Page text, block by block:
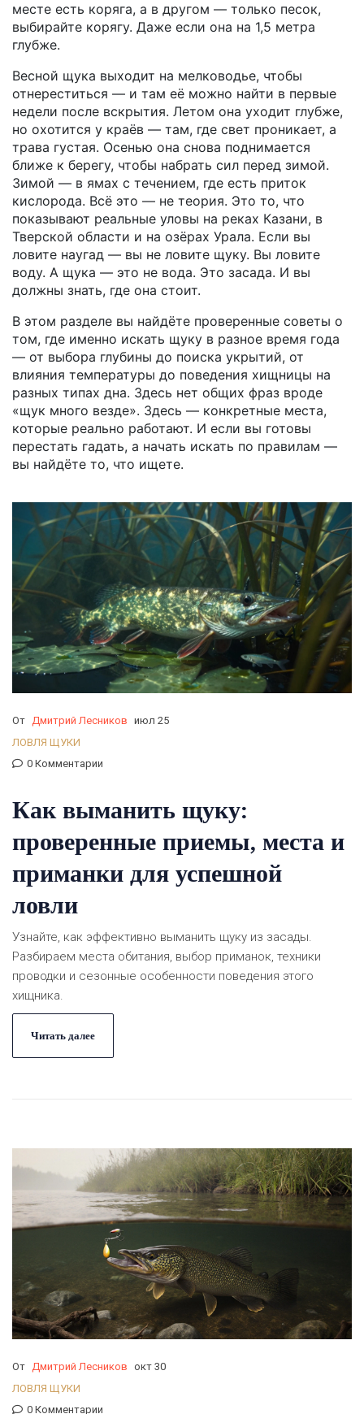
месте есть коряга, а в другом — только песок,
выбирайте корягу. Даже если она на 1,5 метра
глубже.
Весной щука выходит на мелководье, чтобы
отнереститься — и там её можно найти в первые
недели после вскрытия. Летом она уходит глубже,
но охотится у краёв — там, где свет проникает, а
трава густая. Осенью она снова поднимается
ближе к берегу, чтобы набрать сил перед зимой.
Зимой — в ямах с течением, где есть приток
кислорода. Всё это — не теория. Это то, что
показывают реальные уловы на реках Казани, в
Тверской области и на озёрах Урала. Если вы
ловите наугад — вы не ловите щуку. Вы ловите
воду. А щука — это не вода. Это засада. И вы
должны знать, где она стоит.
В этом разделе вы найдёте проверенные советы о
том, где именно искать щуку в разное время года
— от выбора глубины до поиска укрытий, от
влияния температуры до поведения хищницы на
разных типах дна. Здесь нет общих фраз вроде
«щук много везде». Здесь — конкретные места,
которые реально работают. И если вы готовы
перестать гадать, а начать искать по правилам —
вы найдёте то, что ищете.
От Дмитрий Лесников июл 25
ЛОВЛЯ ЩУКИ
0 Комментарии
Как выманить щуку:
проверенные приемы, места и
приманки для успешной
ловли
Узнайте, как эффективно выманить щуку из засады.
Разбираем места обитания, выбор приманок, техники
проводки и сезонные особенности поведения этого
хищника.
Читать далее
От Дмитрий Лесников окт 30
ЛОВЛЯ ЩУКИ
0 Комментарии